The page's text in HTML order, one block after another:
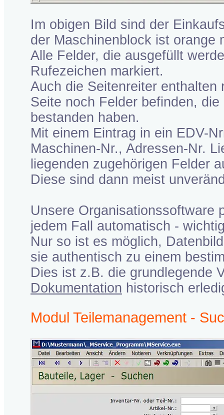
Im obigen Bild sind der
der Maschinenblock ist orange
Alle Felder, die ausgefüllt
Rufezeichen markiert.
Auch die Seitenreiter
Seite noch Felder befinden,
bestanden haben.
Mit einem Eintrag in ein EDV-
Maschinen-Nr., Adressen-Nr.
liegenden zugehörigen Felder
Diese sind dann meist
Unsere Organisationssoftware
jedem Fall automatisch -
Nur so ist es möglich,
sie authentisch zu einem
Dies ist z.B. die grundlegende
Dokumentation historisch
Modul Teilemanagement -